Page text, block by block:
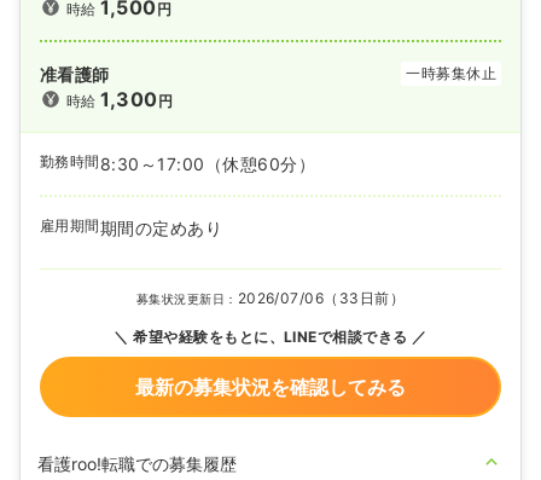
時給1,500円
准看護師
一時募集休止
時給1,300円
勤務時間 8:30～17:00 （休憩60分）
雇用期間期間の定めあり
募集状況更新日： 2026/07/06（33日前）
希望や経験をもとに、LINEで相談できる
最新の募集状況を確認してみる
看護roo!転職での募集履歴